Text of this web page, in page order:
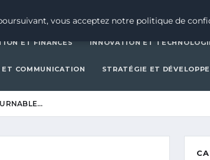
ET FINANCES INNOVATION ET
ET COMMUNICATION STRATÉGIE ET
vous acceptez notre politique de